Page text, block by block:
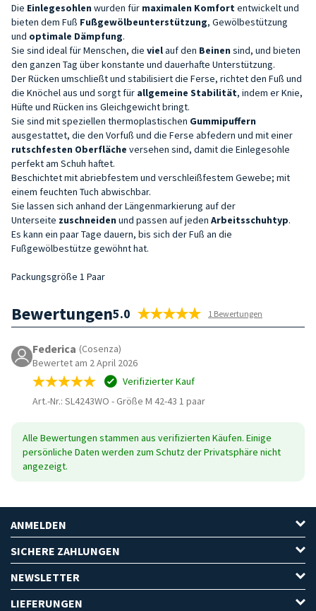
Die Einlegesohlen wurden für maximalen Komfort entwickelt und
bieten dem Fuß Fußgewölbeunterstützung, Gewölbestützung
und optimale Dämpfung.
Sie sind ideal für Menschen, die vielauf den Beinen sind, und bieten
den ganzen Tag über konstante und dauerhafte Unterstützung.
Der Rücken umschließt und stabilisiert die Ferse, richtet den Fuß und
die Knöchel aus und sorgt für allgemeine Stabilität, indem er Knie,
Hüfte und Rücken ins Gleichgewicht bringt.
Sie sind mit speziellen thermoplastischen Gummipuffern
ausgestattet, die den Vorfuß und die Ferse abfedern und mit einer
rutschfesten Oberfläche versehen sind, damit die Einlegesohle
perfekt am Schuh haftet.
Beschichtet mit abriebfestem und verschleißfestem Gewebe; mit
einem feuchten Tuch abwischbar.
Sie lassen sich anhand der Längenmarkierung auf der
Unterseite zuschneiden und passen auf jeden Arbeitsschuhtyp.
Es kann ein paar Tage dauern, bis sich der Fuß an die
Fußgewölbestütze gewöhnt hat.
Packungsgröße 1 Paar
Bewertungen5.0 1 Bewertungen
Federica (Cosenza)
Bewertet am 2 April 2026
Verifizierter Kauf
Art.-Nr.: SL4243WO - Größe M 42-43 1 paar
Alle Bewertungen stammen aus verifizierten Käufen. Einige
persönliche Daten werden zum Schutz der Privatsphäre nicht
angezeigt.
ANMELDEN
SICHERE ZAHLUNGEN
NEWSLETTER
LIEFERUNGEN